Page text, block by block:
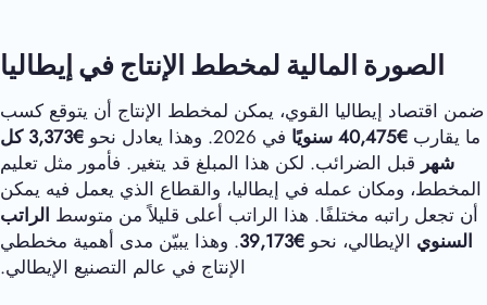
الصورة المالية لمخطط الإنتاج في إيطاليا
ضمن اقتصاد إيطاليا القوي، يمكن لمخطط الإنتاج أن يتوقع كسب
ما يقارب €40,475 سنويًا في 2026. وهذا يعادل نحو €
3,373 كل
شهر قبل الضرائب. لكن هذا المبلغ قد يتغير. فأمور مثل تعليم
المخطط، ومكان عمله في إيطاليا، والقطاع الذي يعمل فيه يمكن
أن تجعل راتبه مختلفًا. هذا الراتب أعلى قليلاً من متوسط الراتب
السنوي الإيطالي، نحو €39,173
. وهذا يبيّن مدى أهمية مخططي
الإنتاج في عالم التصنيع الإيطالي.